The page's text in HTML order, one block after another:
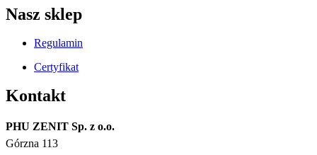
Nasz sklep
Regulamin
Certyfikat
Kontakt
PHU ZENIT Sp. z o.o.
Górzna 113